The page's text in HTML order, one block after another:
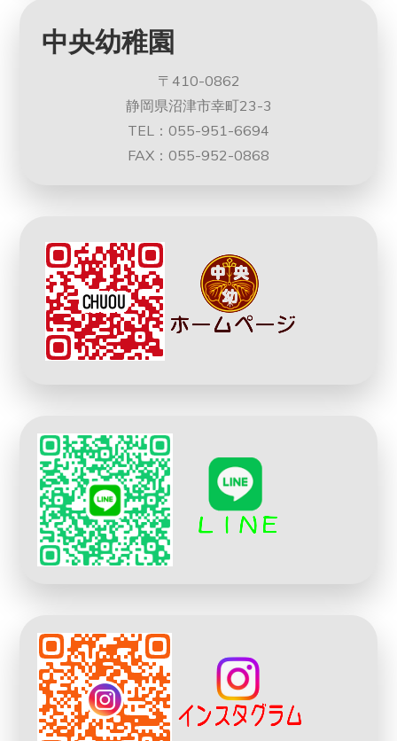
中央幼稚園
〒410-0862
静岡県沼津市幸町23-3
TEL：055-951-6694
FAX：055-952-0868